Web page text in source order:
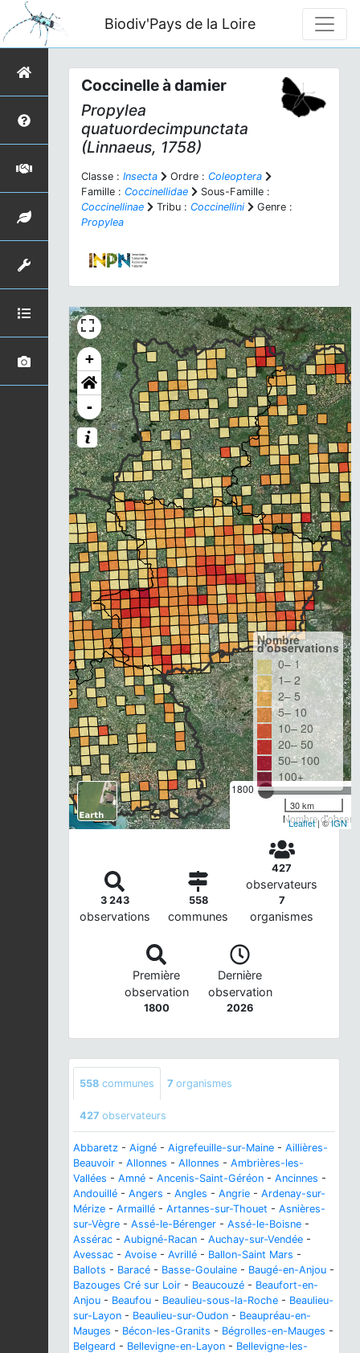
Biodiv'Pays de la Loire
Coccinelle à damier
Propylea
quatuordecimpunctata
(Linnaeus, 1758)
Classe : Insecta Ordre : Coleoptera
Famille : Coccinellidae
Sous-Famille :
Coccinellinae
Tribu : Coccinellini
Genre :
Propylea
+
-
1800
Nombre
Nombre
d'observations
0– 1
1– 2
2– 5
5– 10
10– 20
20– 50
50– 100
100+
30 km
Leaflet| ©IGN
3 243
observations
558
communes
427
observateurs
7
organismes
Première
observation
1800
Dernière
observation
2026
558 communes 7 organismes
427 observateurs
Abbaretz - Aigné - Aigrefeuille-sur-Maine - Aillières-
Beauvoir - Allonnes - Allonnes - Ambrières-les-
Vallées - Amné - Ancenis-Saint-Géréon - Ancinnes -
Andouillé - Angers - Angles - Angrie - Ardenay-sur-
Mérize - Armaillé - Artannes-sur-Thouet - Asnières-
sur-Vègre - Assé-le-Bérenger - Assé-le-Boisne -
Assérac - Aubigné-Racan - Auchay-sur-Vendée -
Avessac - Avoise - Avrillé - Ballon-Saint Mars -
Ballots - Baracé - Basse-Goulaine - Baugé-en-Anjou -
Bazouges Cré sur Loir - Beaucouzé - Beaufort-en-
Anjou - Beaufou - Beaulieu-sous-la-Roche - Beaulieu-
sur-Layon - Beaulieu-sur-Oudon - Beaupréau-en-
Mauges - Bécon-les-Granits - Bégrolles-en-Mauges -
Belgeard - Bellevigne-en-Layon - Bellevigne-les-